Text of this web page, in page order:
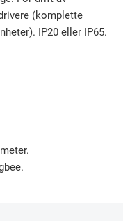
(komplette
IP20 eller IP65.